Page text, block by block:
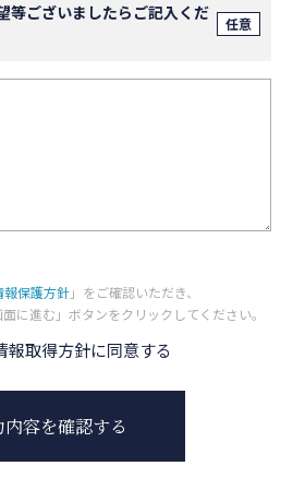
等ございましたらご記入くだ
任意
報保護方針」をご確認いただき、
に進む」ボタンをクリックしてください。
報取得方針に同意する